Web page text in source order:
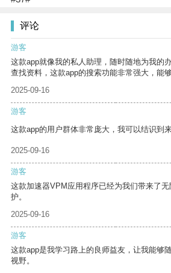
评论
游客
这款app就像我的私人助理，随时随地为我的
查找资料，这款app的搜索功能非常强大，能
2025-09-16
游客
这款app的用户群体非常庞大，我可以结识到
2025-09-16
游客
这款加速器VPM应用程序已经为我们带来了
护。
2025-09-16
游客
这款app是我学习路上的良师益友，让我能够
视野。